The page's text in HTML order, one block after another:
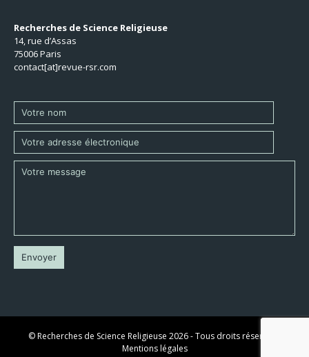
Recherches de Science Religieuse
14, rue d’Assas
75006 Paris
contact[at]revue-rsr.com
© Recherches de Science Religieuse 2026 - Tous droits réservés -
Mentions légales